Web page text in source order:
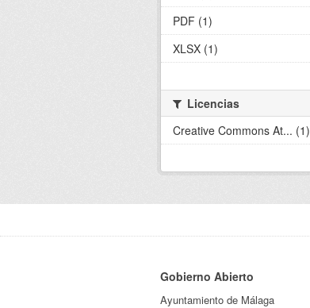
PDF (1)
XLSX (1)
Licencias
Creative Commons At... (1)
Gobierno Abierto
Ayuntamiento de Málaga